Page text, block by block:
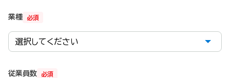
必須
業種
必須
従業員数